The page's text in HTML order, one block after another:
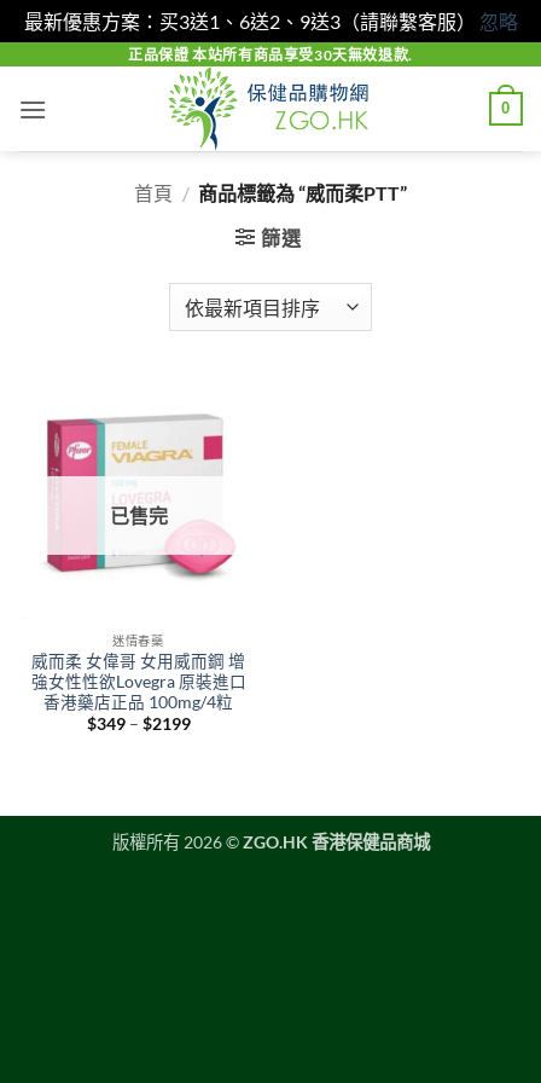
最新優惠方案：买3送1、6送2、9送3（請聯繫客服） 忽略
content
正品保證 本站所有商品享受30天無效退款.
0
首頁 / 商品標籤為 “威而柔PTT”
篩選
已售完
迷情春藥
威而柔 女偉哥 女用威而鋼 增
強女性性欲Lovegra 原裝進口
香港藥店正品 100mg/4粒
$349 – $2199Price
版權所有 2026 ©ZGO.HK 香港保健品商城